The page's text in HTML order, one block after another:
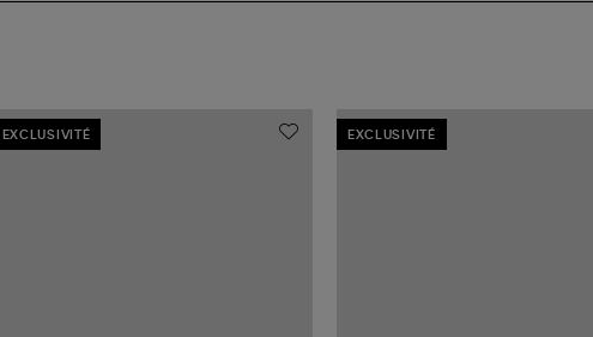
EXCLUSIVITÉ EXCLUSIVITÉ